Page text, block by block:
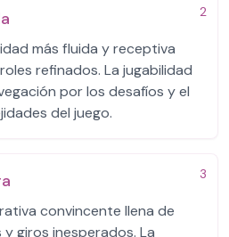
2
más fluida y receptiva
refinados. La jugabilidad
por los desafíos y el
del juego.
3
convincente llena de
giros inesperados. La